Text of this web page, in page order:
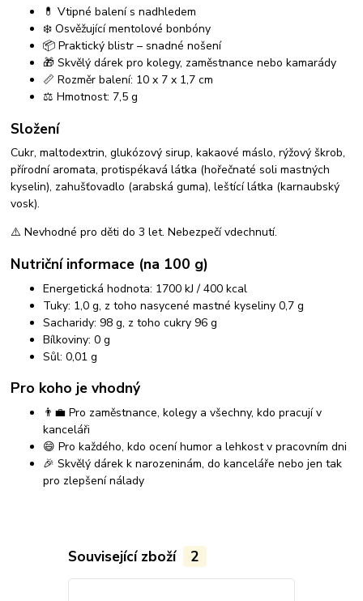
💊 Vtipné balení s nadhledem
❄️ Osvěžující mentolové bonbóny
📦 Praktický blistr – snadné nošení
🎁 Skvělý dárek pro kolegy, zaměstnance nebo kamarády
📏 Rozměr balení: 10 x 7 x 1,7 cm
⚖️ Hmotnost: 7,5 g
Složení
Cukr, maltodextrin, glukózový sirup, kakaové máslo, rýžový škrob,
přírodní aromata, protispékavá látka (hořečnaté soli mastných
kyselin), zahušťovadlo (arabská guma), leštící látka (karnaubský
vosk).
⚠️ Nevhodné pro děti do 3 let. Nebezpečí vdechnutí.
Nutriční informace (na 100 g)
Energetická hodnota: 1700 kJ / 400 kcal
Tuky: 1,0 g, z toho nasycené mastné kyseliny 0,7 g
Sacharidy: 98 g, z toho cukry 96 g
Bílkoviny: 0 g
Sůl: 0,01 g
Pro koho je vhodný
👨‍💼 Pro zaměstnance, kolegy a všechny, kdo pracují v
kanceláři
😄 Pro každého, kdo ocení humor a lehkost v pracovním dni
🎉 Skvělý dárek k narozeninám, do kanceláře nebo jen tak
pro zlepšení nálady
Související zboží 2